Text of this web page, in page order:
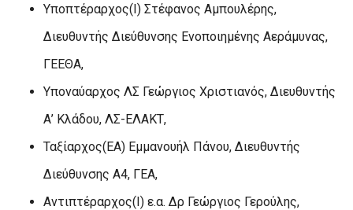
Υποπτέραρχος(Ι) Στέφανος Αμπουλέρης,
Διευθυντής Διεύθυνσης Ενοποιημένης Αεράμυνας,
ΓΕΕΘΑ,
Υποναύαρχος ΛΣ Γεώργιος Χριστιανός, Διευθυντής
Α’ Κλάδου, ΛΣ-ΕΛΑΚΤ,
Ταξίαρχος(ΕΑ) Εμμανουήλ Πάνου, Διευθυντής
Διεύθυνσης Α4, ΓΕΑ,
Αντιπτέραρχος(Ι) ε.α. Δρ Γεώργιος Γερούλης,